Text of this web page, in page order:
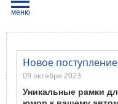
Новое
09 октября 2023
Уникальные рамки